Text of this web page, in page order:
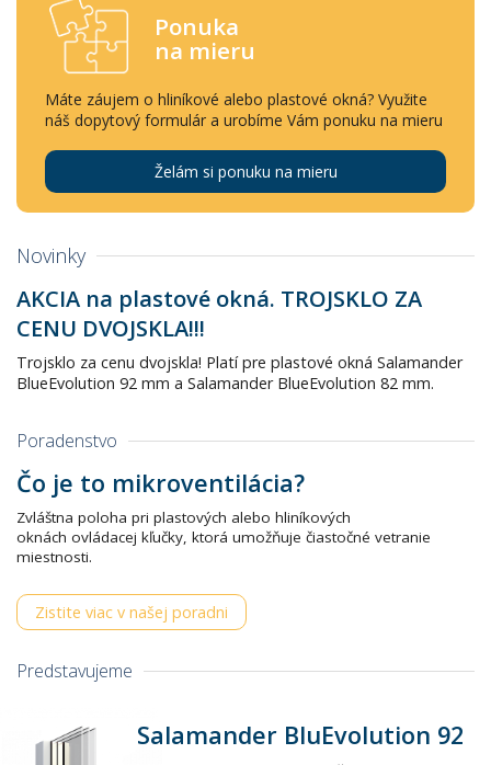
Ponuka
na mieru
Máte záujem o hliníkové alebo plastové okná? Využite
náš dopytový formulár a urobíme Vám ponuku na mieru
Želám si ponuku na mieru
Novinky
AKCIA na plastové okná. TROJSKLO ZA
CENU DVOJSKLA!!!
Trojsklo za cenu dvojskla! Platí pre plastové okná Salamander
BlueEvolution 92 mm a Salamander BlueEvolution 82 mm.
Poradenstvo
Čo je to mikroventilácia?
Zvláštna poloha pri plastových alebo hliníkových
oknách ovládacej kľučky, ktorá umožňuje čiastočné vetranie
miestnosti.
Zistite viac v našej poradni
Predstavujeme
Salamander BluEvolution 92